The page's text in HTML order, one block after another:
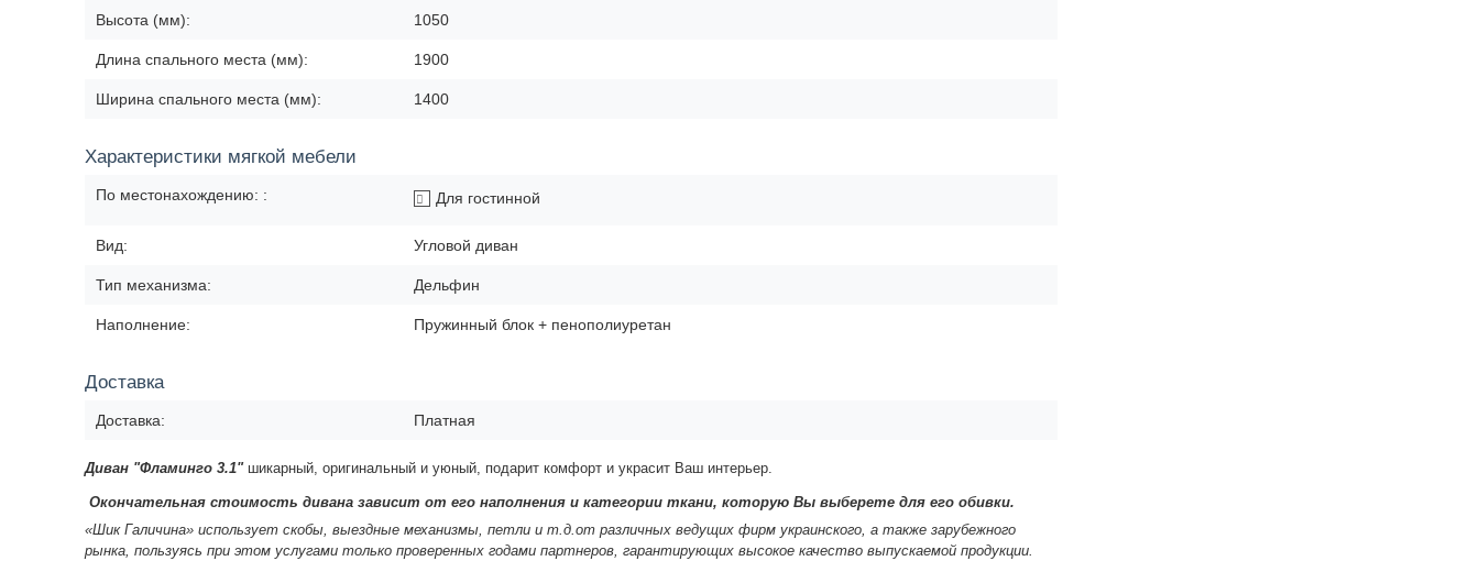
Высота (мм): 1050
Длина спального места (мм): 1900
Ширина спального места (мм): 1400
Характеристики мягкой мебели
По местонахождению: : Для гостинной
Вид: Угловой диван
Тип механизма: Дельфин
Наполнение: Пружинный блок + пенополиуретан
Доставка
Доставка: Платная
Диван "Фламинго 3.1" шикарный, оригинальный и уюный, подарит комфорт и украсит Ваш интерьер.
Окончательная стоимость дивана зависит от его наполнения и категории ткани, которую Вы выберете для его обивки.
«Шик Галичина» использует скобы, выездные механизмы, петли и т.д.от различных ведущих фирм украинского, а также зарубежного
рынка, пользуясь при этом услугами только проверенных годами партнеров, гарантирующих высокое качество выпускаемой продукции.